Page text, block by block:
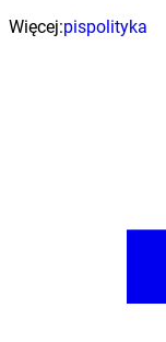
Więcej:pispolityka